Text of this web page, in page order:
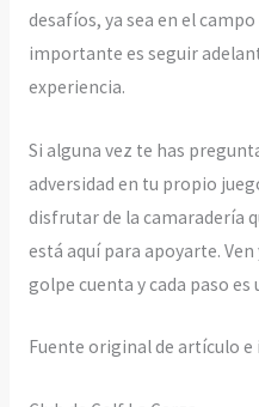
desafíos, ya sea en el
importante es seguir
experiencia.
Si alguna vez te has
adversidad en tu propio
disfrutar de la camaradería
está aquí para apoyarte.
golpe cuenta y cada paso
Fuente original de artículo e